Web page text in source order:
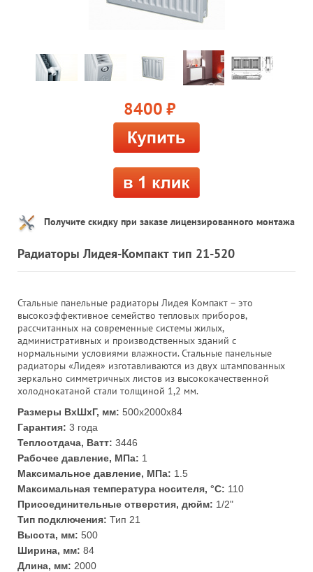
8400 руб.
Получите скидку при заказе лицензированного монтажа
Радиаторы Лидея-Компакт тип 21-520
Стальные панельные радиаторы Лидея Компакт – это
высокоэффективное семейство тепловых приборов,
рассчитанных на современные системы жилых,
административных и производственных зданий с
нормальными условиями влажности. Стальные панельные
радиаторы «Лидея» изготавливаются из двух штампованных
зеркально симметричных листов из высококачественной
холоднокатаной стали толщиной 1,2 мм.
Размеры ВхШхГ, мм: 500x2000x84
Гарантия: 3 года
Теплоотдача, Ватт: 3446
Рабочее давление, МПа: 1
Максимальное давление, МПа: 1.5
Максимальная температура носителя, °С: 110
Присоединительные отверстия, дюйм: 1/2"
Тип подключения: Тип 21
Высота, мм: 500
Ширина, мм: 84
Длина, мм: 2000